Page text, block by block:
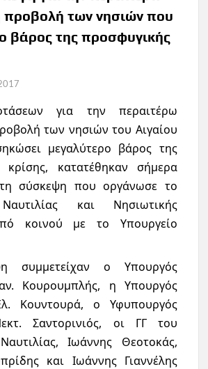
προβολή των νησιών που
βάρος της προσφυγικής
για την περαιτέρω
των νησιών του Αιγαίου
μεγαλύτερο βάρος της
κρίσης, κατατέθηκαν σήμερα
σύσκεψη που οργάνωσε το
και Νησιωτικής
κοινού με το Υπουργείο
συμμετείχαν ο Υπουργός
Κουρουμπλής, η Υπουργός
Κουντουρά, ο Υφυπουργός
Σαντορινιός, οι ΓΓ του
Ιωάννης Θεοτοκάς,
και Ιωάννης Γιαννέλης